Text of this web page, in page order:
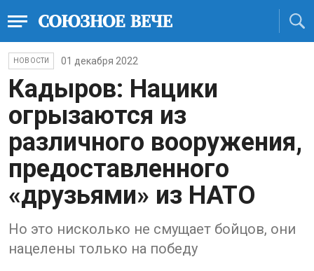
НОВОСТИ 01 декабря 2022
Кадыров: Нацики
огрызаются из
различного вооружения,
предоставленного
«друзьями» из НАТО
Но это нисколько не смущает бойцов, они
нацелены только на победу